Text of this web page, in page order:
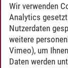
Timo Leder/
Wir verwenden
Analytics
Nutzerdaten
weitere
Vimeo), um
Daten werden